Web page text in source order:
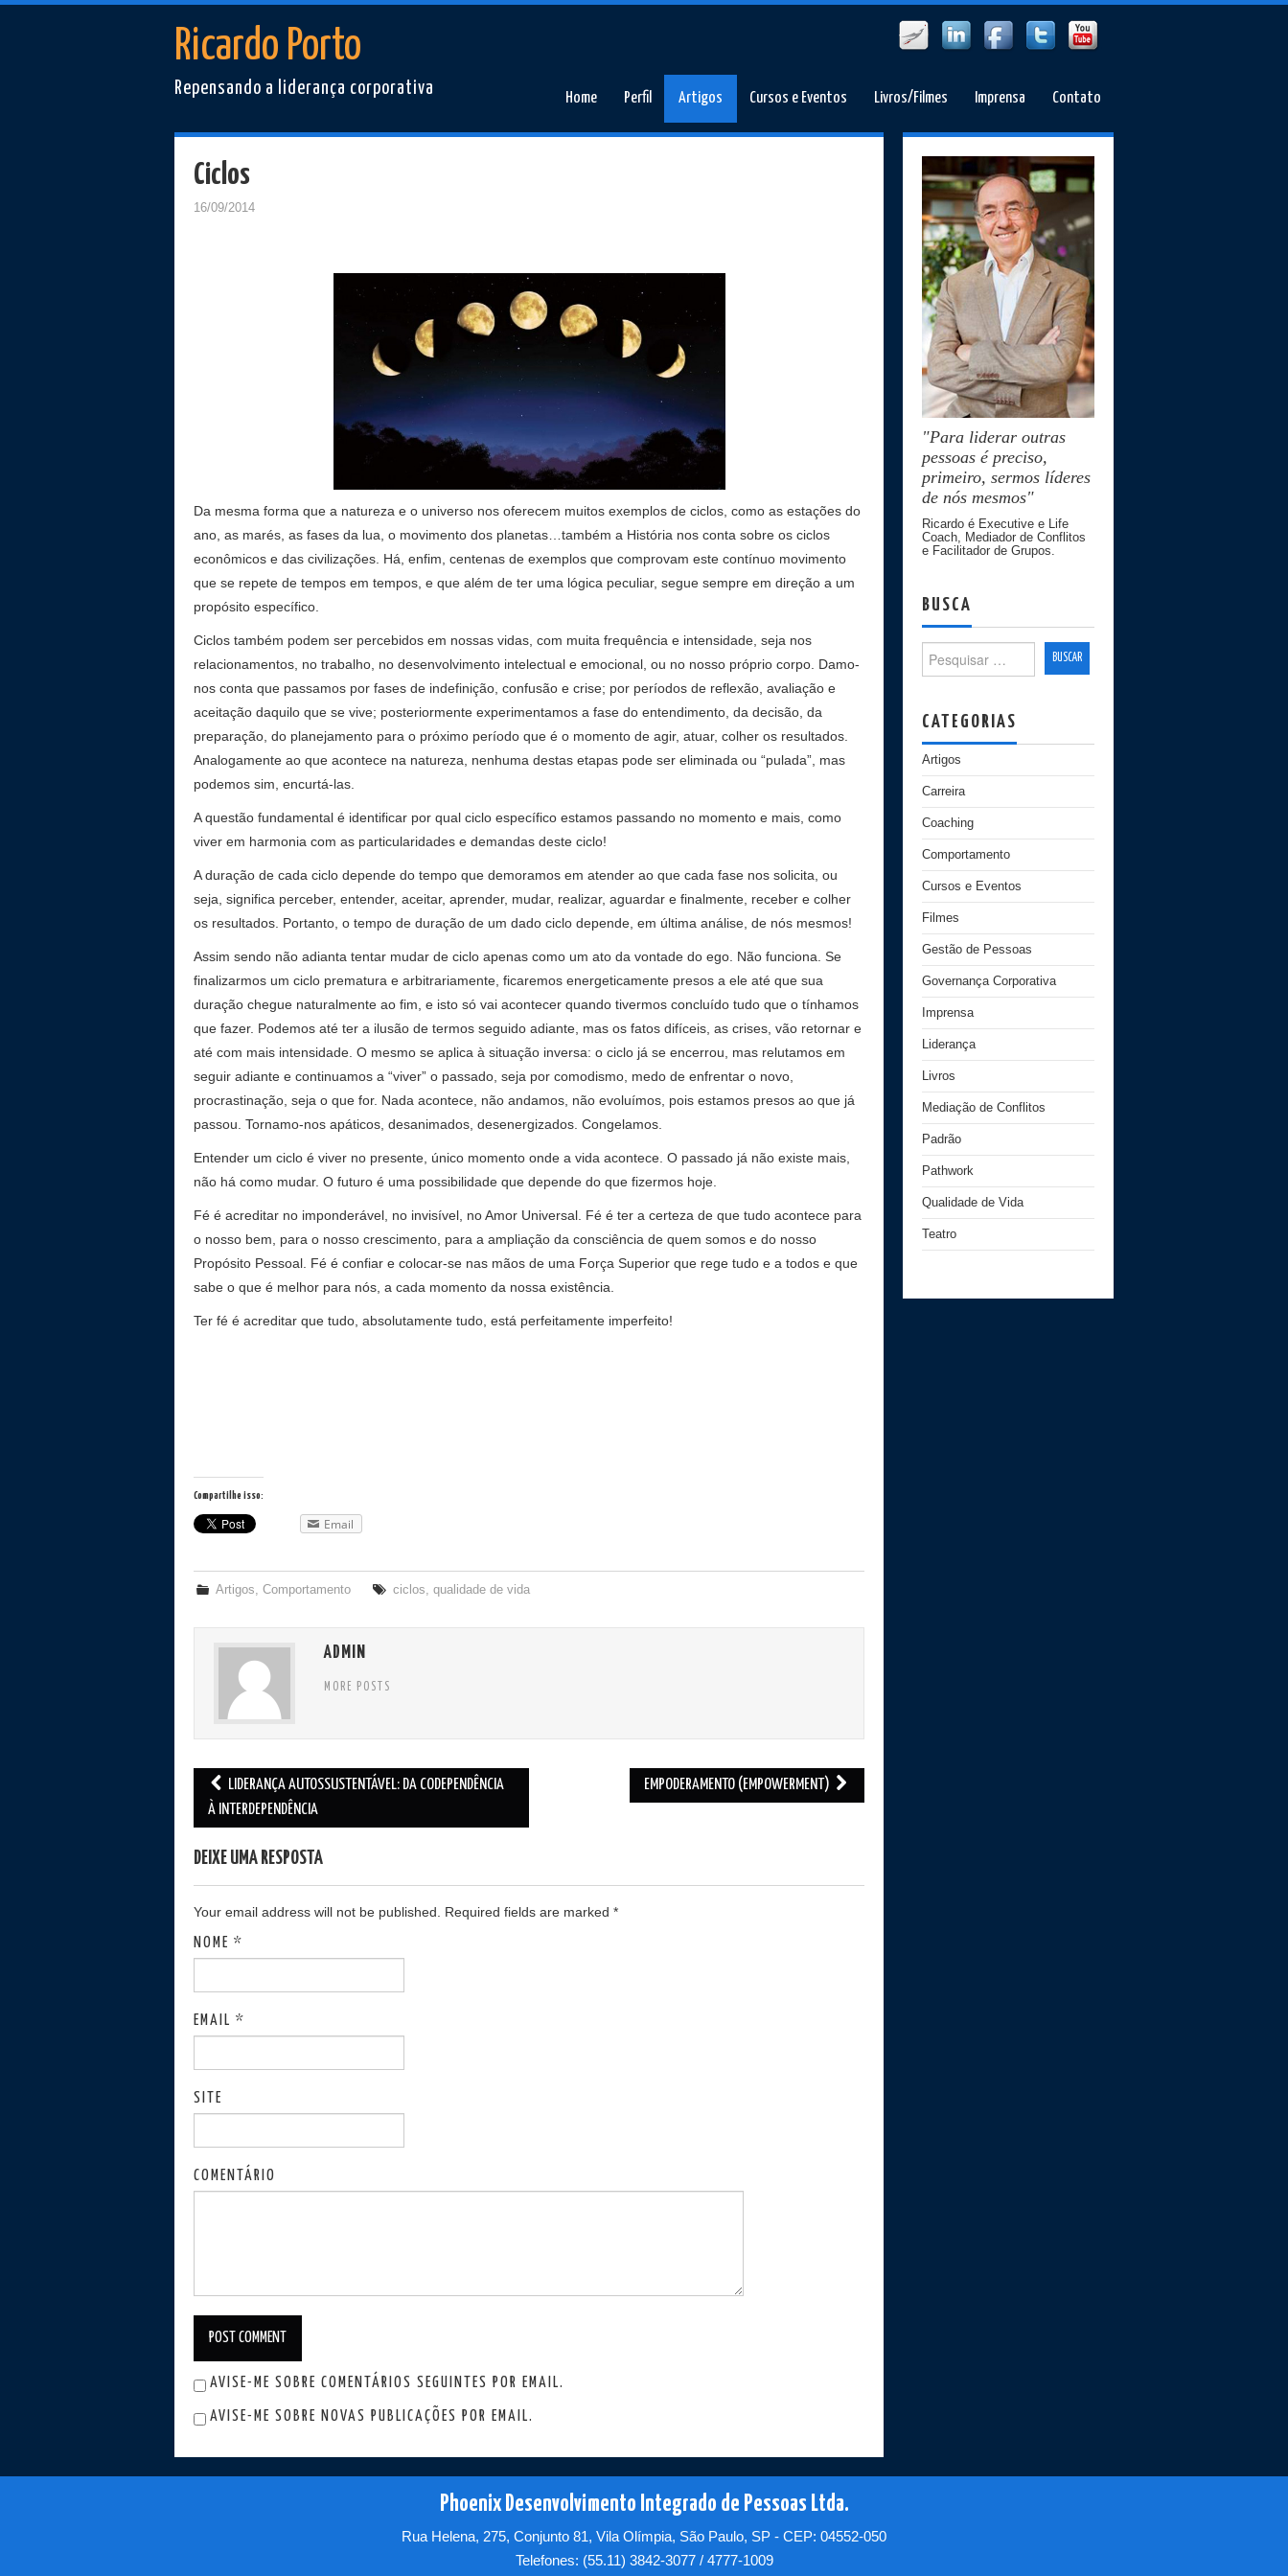
Ricardo Porto
Repensando a liderança corporativa
Home Perfil Artigos Cursos e Eventos Livros/Filmes Imprensa Contato
Ciclos
16/09/2014
Da mesma forma que a natureza e o universo nos oferecem muitos exemplos de ciclos, como as estações do
ano, as marés, as fases da lua, o movimento dos planetas…também a História nos conta sobre os ciclos
econômicos e das civilizações. Há, enfim, centenas de exemplos que comprovam este contínuo movimento
que se repete de tempos em tempos, e que além de ter uma lógica peculiar, segue sempre em direção a um
propósito específico.
Ciclos também podem ser percebidos em nossas vidas, com muita frequência e intensidade, seja nos
relacionamentos, no trabalho, no desenvolvimento intelectual e emocional, ou no nosso próprio corpo. Damo-
nos conta que passamos por fases de indefinição, confusão e crise; por períodos de reflexão, avaliação e
aceitação daquilo que se vive; posteriormente experimentamos a fase do entendimento, da decisão, da
preparação, do planejamento para o próximo período que é o momento de agir, atuar, colher os resultados.
Analogamente ao que acontece na natureza, nenhuma destas etapas pode ser eliminada ou “pulada”, mas
podemos sim, encurtá-las.
A questão fundamental é identificar por qual ciclo específico estamos passando no momento e mais, como
viver em harmonia com as particularidades e demandas deste ciclo!
A duração de cada ciclo depende do tempo que demoramos em atender ao que cada fase nos solicita, ou
seja, significa perceber, entender, aceitar, aprender, mudar, realizar, aguardar e finalmente, receber e colher
os resultados. Portanto, o tempo de duração de um dado ciclo depende, em última análise, de nós mesmos!
Assim sendo não adianta tentar mudar de ciclo apenas como um ato da vontade do ego. Não funciona. Se
finalizarmos um ciclo prematura e arbitrariamente, ficaremos energeticamente presos a ele até que sua
duração chegue naturalmente ao fim, e isto só vai acontecer quando tivermos concluído tudo que o tínhamos
que fazer. Podemos até ter a ilusão de termos seguido adiante, mas os fatos difíceis, as crises, vão retornar e
até com mais intensidade. O mesmo se aplica à situação inversa: o ciclo já se encerrou, mas relutamos em
seguir adiante e continuamos a “viver” o passado, seja por comodismo, medo de enfrentar o novo,
procrastinação, seja o que for. Nada acontece, não andamos, não evoluímos, pois estamos presos ao que já
passou. Tornamo-nos apáticos, desanimados, desenergizados. Congelamos.
Entender um ciclo é viver no presente, único momento onde a vida acontece. O passado já não existe mais,
não há como mudar. O futuro é uma possibilidade que depende do que fizermos hoje.
Fé é acreditar no imponderável, no invisível, no Amor Universal. Fé é ter a certeza de que tudo acontece para
o nosso bem, para o nosso crescimento, para a ampliação da consciência de quem somos e do nosso
Propósito Pessoal. Fé é confiar e colocar-se nas mãos de uma Força Superior que rege tudo e a todos e que
sabe o que é melhor para nós, a cada momento da nossa existência.
Ter fé é acreditar que tudo, absolutamente tudo, está perfeitamente imperfeito!
Compartilhe isso:
Email
Artigos,Comportamento ciclos,qualidade de vida
ADMIN
MORE POSTS
Post navigation
LIDERANÇA AUTOSSUSTENTÁVEL: DA CODEPENDÊNCIA
À INTERDEPENDÊNCIA
EMPODERAMENTO (EMPOWERMENT)
DEIXE UMA RESPOSTA
Your email address will not be published. Required fields are marked *
NOME *
EMAIL *
SITE
COMENTÁRIO
AVISE-ME SOBRE COMENTÁRIOS SEGUINTES POR EMAIL.
AVISE-ME SOBRE NOVAS PUBLICAÇÕES POR EMAIL.
"Para liderar outras
pessoas é preciso,
primeiro, sermos líderes
de nós mesmos"
Ricardo é Executive e Life
Coach, Mediador de Conflitos
e Facilitador de Grupos.
BUSCA
Search for:
CATEGORIAS
Artigos
Carreira
Coaching
Comportamento
Cursos e Eventos
Filmes
Gestão de Pessoas
Governança Corporativa
Imprensa
Liderança
Livros
Mediação de Conflitos
Padrão
Pathwork
Qualidade de Vida
Teatro
Phoenix Desenvolvimento Integrado de Pessoas Ltda.
Rua Helena, 275, Conjunto 81, Vila Olímpia, São Paulo, SP - CEP: 04552-050
Telefones: (55.11) 3842-3077 / 4777-1009